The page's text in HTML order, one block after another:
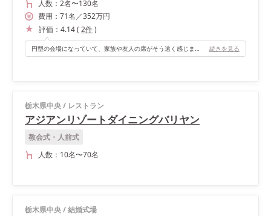
人数： 2名〜130名
費用： 71名 ／352万円
評価： 4.14( 2件)
円型の会場になっていて、家族や友人の席がそう遠く感じませんでした！また子供のためのキッズスペースもあり、お子様ゲストにも飽きずに楽しんでもらえてよかったです。 続きを見る
栃木県中央/ レストラン
アジアンリゾートダイニングバリヤン
教会式・人前式
人数： 10名〜70名
栃木県中央/結婚式場